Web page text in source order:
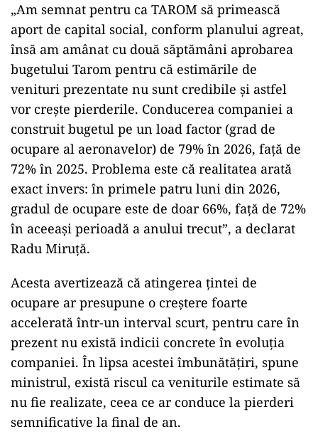
„Am semnat pentru ca TAROM să primească
aport de capital social, conform planului agreat,
însă am amânat cu două săptămâni aprobarea
bugetului Tarom pentru că estimările de
venituri prezentate nu sunt credibile și astfel
vor crește pierderile. Conducerea companiei a
construit bugetul pe un load factor (grad de
ocupare al aeronavelor) de 79% în 2026, față de
72% în 2025. Problema este că realitatea arată
exact invers: în primele patru luni din 2026,
gradul de ocupare este de doar 66%, față de 72%
în aceeași perioadă a anului trecut”, a declarat
Radu Miruță.
Acesta avertizează că atingerea țintei de
ocupare ar presupune o creștere foarte
accelerată într-un interval scurt, pentru care în
prezent nu există indicii concrete în evoluția
companiei. În lipsa acestei îmbunătățiri, spune
ministrul, există riscul ca veniturile estimate să
nu fie realizate, ceea ce ar conduce la pierderi
semnificative la final de an.